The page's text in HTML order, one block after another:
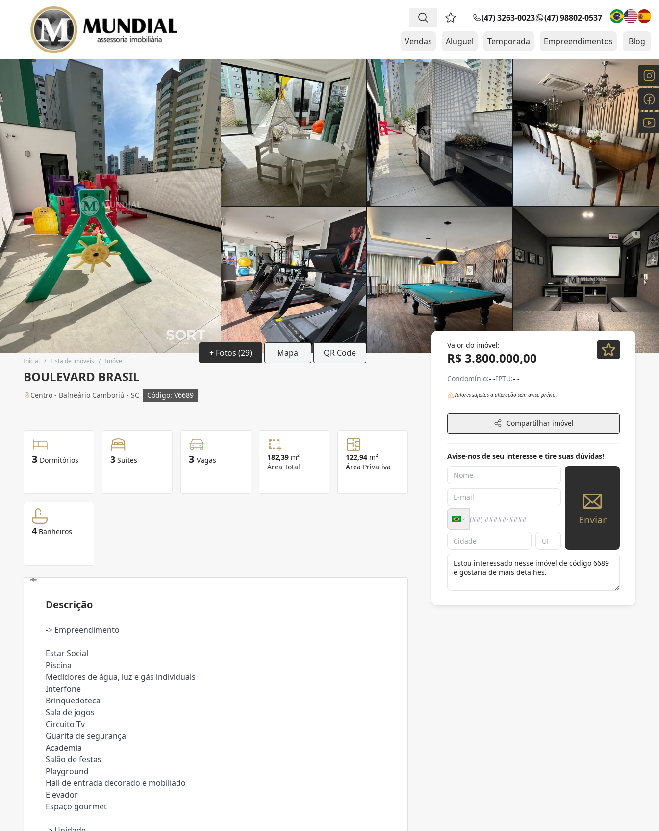
Favoritos (0 itens)
(47) 3263-0023 (47) 98802-0537
Vendas Aluguel Temporada Empreendimentos Blog
+ Fotos (29) Mapa QR Code
Inicial / Lista de imóveis / Imóvel
BOULEVARD BRASIL
Centro - Balneário Camboriú - SC Código: V6689
3 Dormitórios 3 Suítes 3 Vagas 182,39 m²
Área Total
122,94 m²
Área Privativa
4 Banheiros
Descrição
-> Empreendimento
Estar Social
Piscina
Medidores de água, luz e gás individuais
Interfone
Brinquedoteca
Sala de jogos
Circuito Tv
Guarita de segurança
Academia
Salão de festas
Playground
Hall de entrada decorado e mobiliado
Elevador
Espaço gourmet
Valor do imóvel:
R$ 3.800.000,00
Condomínio:- -IPTU:- -
Valores sujeitos a alteração sem aviso prévio.
Compartilhar imóvel
Avise-nos de seu interesse e tire suas dúvidas!
Enviar